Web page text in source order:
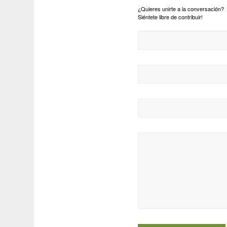
¿Quieres unirte a la conversación?
Siéntete libre de contribuir!